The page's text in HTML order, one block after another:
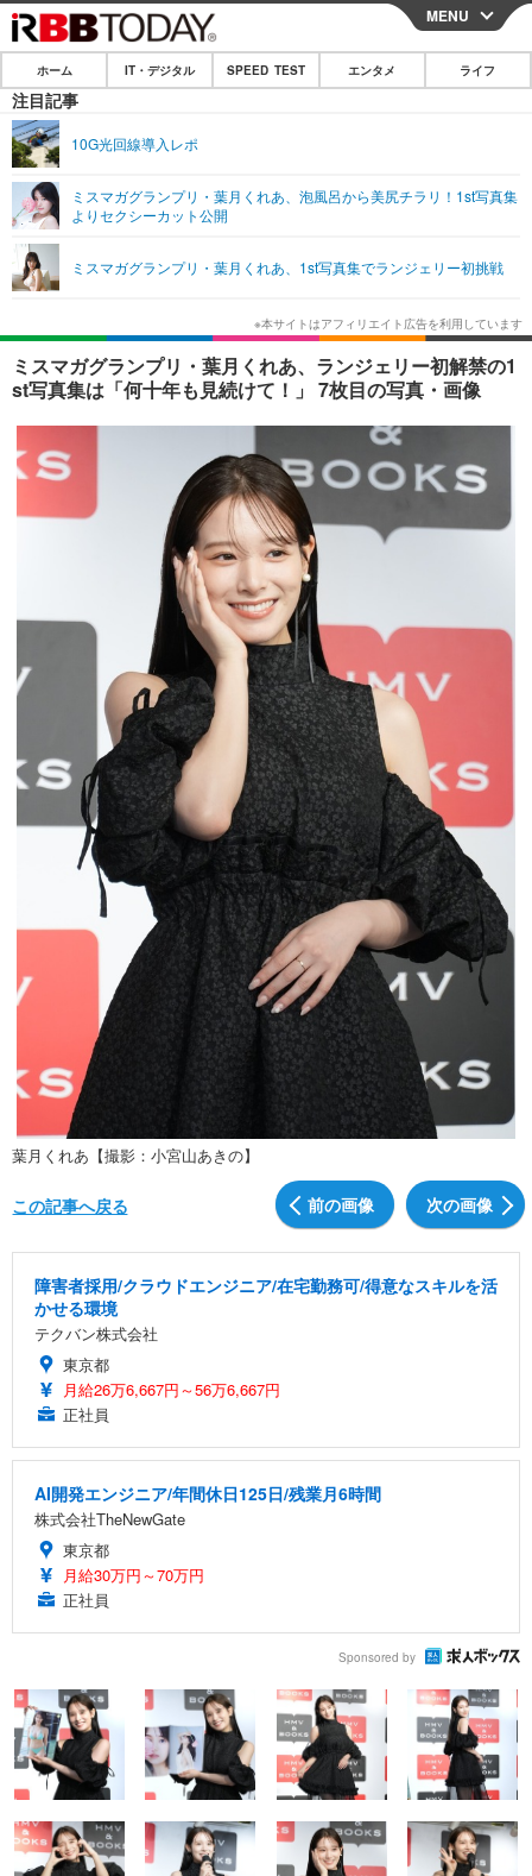
CLOSE
ホーム
IT・デジタル
ネタ
ショッピング その他
SPEED TEST
エンタメ
エンタメTOP 映画・ドラマ
韓国・芸能
音楽 スポーツ
その他
ライフ
ライフTOP グルメ
ペット ショッピング
その他
リリース一覧
プッシュ通知の停止方法
MENU
ホーム IT・デジタル SPEED TEST エンタメ ライフ
注目記事
10G光回線導入レポ
ミスマガグランプリ・葉月くれあ、泡風呂から美尻チラリ！1st写真集
よりセクシーカット公開
ミスマガグランプリ・葉月くれあ、1st写真集でランジェリー初挑戦
ミスマガグランプリ・葉月くれあ、ランジェリー初解禁の1
st写真集は「何十年も見続けて！」 7枚目の写真・画像
葉月くれあ【撮影：小宮山あきの】
前の画像 次の画像
この記事へ戻る
障害者採用/クラウドエンジニア/在宅勤務可/得意なスキルを活
かせる環境
テクバン株式会社
東京都
月給26万6,667円～56万6,667円
正社員
AI開発エンジニア/年間休日125日/残業月6時間
株式会社TheNewGate
東京都
月給30万円～70万円
正社員
Sponsored by